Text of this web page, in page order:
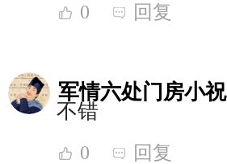
0 回复
军情六处门房小祝
不错
0 回复